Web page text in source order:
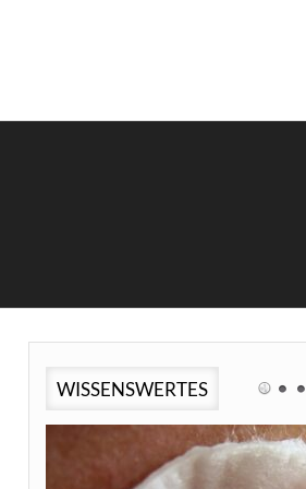
WISSENSWERTES